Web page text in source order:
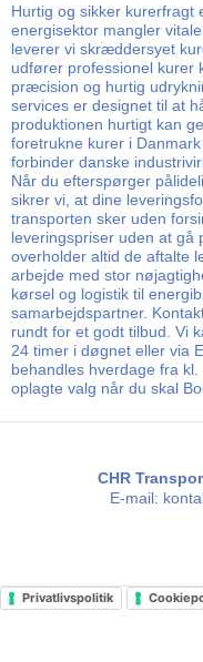
Hurtig og sikker kurerfragt
energisektor mangler
leverer vi skræddersyet
udfører professionel kurer
præcision og hurtig
services er designet til at
produktionen hurtigt kan
foretrukne kurer i
forbinder danske
Når du efterspørger
sikrer vi, at dine
transporten sker uden
leveringspriser uden at gå
overholder altid de aftalte
arbejde med stor
kørsel og logistik til
samarbejdspartner.
rundt for et godt tilbud. Vi
24 timer i døgnet eller via
behandles hverdage fra
oplagte valg når du skal
CHR
E-mail:
Privatlivspolitik